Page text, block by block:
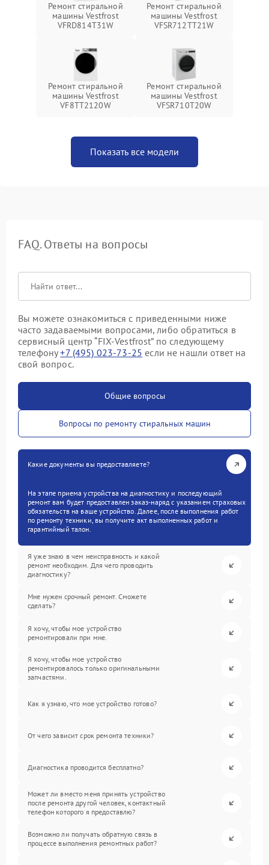
Ремонт стиральной
машины Vestfrost
VFRD814T31W
Ремонт стиральной
машины Vestfrost
VFSR712TT21W
Ремонт стиральной
машины Vestfrost
VF8TT2120W
Ремонт стиральной
машины Vestfrost
VFSR710T20W
Показать все модели
FAQ. Ответы на вопросы
Вы можете ознакомиться с приведенными ниже
часто задаваемыми вопросами, либо обратиться в
сервисный центр “FIX-Vestfrost” по следующему
телефону+7 (495) 023-73-25 если не нашли ответ на
свой вопрос.
Общие вопросы
Вопросы по ремонту стиральных машин
Какие документы вы предоставляете?
На этапе приема устройства на диагностику и последующий
ремонт вам будет предоставлен заказ-наряд с указанием страховых
обязательств на ваше устройство. Далее, после выполнения работ
по ремонту техники, вы получите акт выполненных работ и
гарантийный талон.
Я уже знаю в чем неисправность и какой
ремонт необходим. Для чего проводить
диагностику?
Мне нужен срочный ремонт. Сможете
сделать?
Я хочу, чтобы мое устройство
ремонтировали при мне.
Я хочу, чтобы мое устройство
ремонтировалось только оригинальными
запчастями.
Как я узнаю, что мое устройство готово?
От чего зависит срок ремонта техники?
Диагностика проводится бесплатно?
Может ли вместо меня принять устройство
после ремонта другой человек, контактный
телефон которого я предоставлю?
Возможно ли получать обратную связь в
процессе выполнения ремонтных работ?